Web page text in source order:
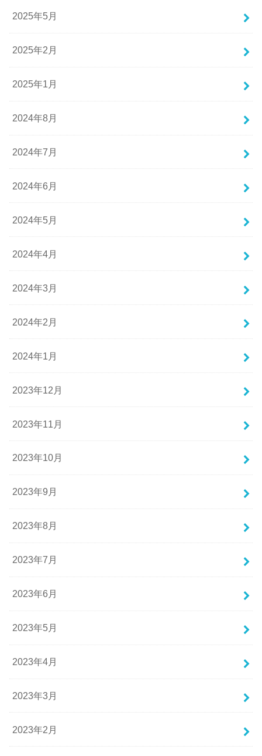
2025年5月
2025年2月
2025年1月
2024年8月
2024年7月
2024年6月
2024年5月
2024年4月
2024年3月
2024年2月
2024年1月
2023年12月
2023年11月
2023年10月
2023年9月
2023年8月
2023年7月
2023年6月
2023年5月
2023年4月
2023年3月
2023年2月